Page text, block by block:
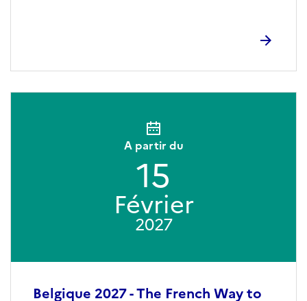
Belgique 2027 - The French Way to
A partir du
15
Février
2027